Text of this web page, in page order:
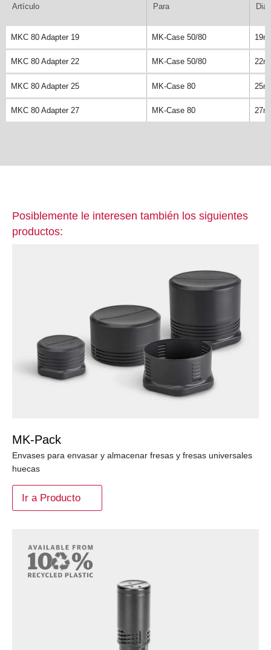
Artículo Para
MKC 80 Adapter 19 MK-Case 50/80
MKC 80 Adapter 22 MK-Case 50/80
MKC 80 Adapter 25 MK-Case 80
MKC 80 Adapter 27 MK-Case 80
Posiblemente le interesen también los siguientes
productos:
MK-Pack
Envases para envasar y almacenar fresas y fresas universales
huecas
Ir a Producto